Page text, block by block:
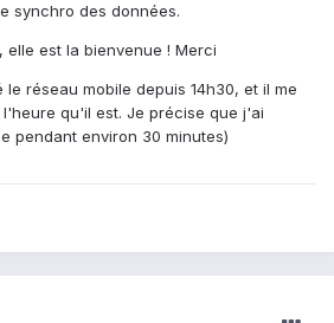
synchro des données.
est la bienvenue ! Merci
réseau mobile depuis 14h30, et il me
qu'il est. Je précise que j'ai
pendant environ 30 minutes)